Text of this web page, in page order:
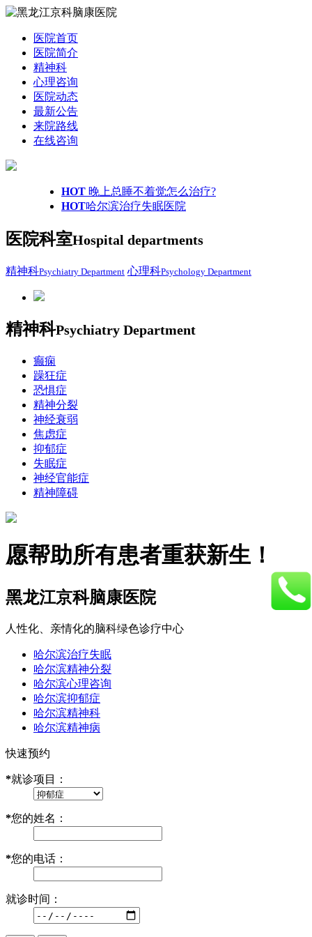
医院首页
医院简介
精神科
心理咨询
医院动态
最新公告
来院路线
在线咨询
HOT 晚上总睡不着觉怎么治疗?
HOT哈尔滨治疗失眠医院
医院科室Hospital departments
精神科Psychiatry Department 心理科Psychology Department
精神科Psychiatry Department
癫痫
躁狂症
恐惧症
精神分裂
神经衰弱
焦虑症
抑郁症
失眠症
神经官能症
精神障碍
愿帮助所有患者重获新生！
黑龙江京科脑康医院
人性化、亲情化的脑科绿色诊疗中心
哈尔滨治疗失眠
哈尔滨精神分裂
哈尔滨心理咨询
哈尔滨抑郁症
哈尔滨精神科
哈尔滨精神病
快速预约
*就诊项目：
*您的姓名：
*您的电话：
就诊时间：